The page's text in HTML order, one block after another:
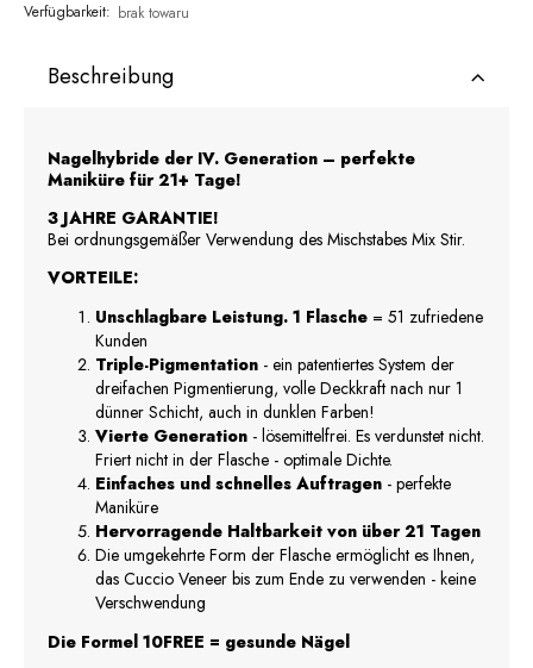
Verfügbarkeit: brak towaru
Beschreibung
Nagelhybride der IV. Generation – perfekte
Maniküre für 21+ Tage!
3 JAHRE GARANTIE!
Bei ordnungsgemäßer Verwendung des Mischstabes Mix Stir.
VORTEILE:
Unschlagbare Leistung. 1 Flasche = 51 zufriedene
Kunden
Triple-Pigmentation - ein patentiertes System der
dreifachen Pigmentierung, volle Deckkraft nach nur 1
dünner Schicht, auch in dunklen Farben!
Vierte Generation - lösemittelfrei. Es verdunstet nicht.
Friert nicht in der Flasche - optimale Dichte.
Einfaches und schnelles Auftragen - perfekte
Maniküre
Hervorragende Haltbarkeit von über 21 Tagen
Die umgekehrte Form der Flasche ermöglicht es Ihnen,
das Cuccio Veneer bis zum Ende zu verwenden - keine
Verschwendung
Die Formel 10FREE = gesunde Nägel